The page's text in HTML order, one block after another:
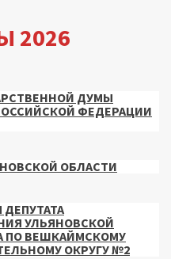
2026
ДУМЫ
ФЕДЕРАЦИИ
ОБЛАСТИ
УЛЬЯНОВСКОЙ
ПО ВЕШКАЙМСКОМУ
ОКРУГУ №2